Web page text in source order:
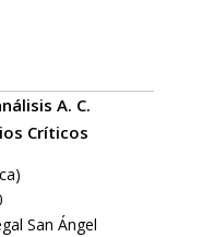
A. C.
Críticos
San Ángel